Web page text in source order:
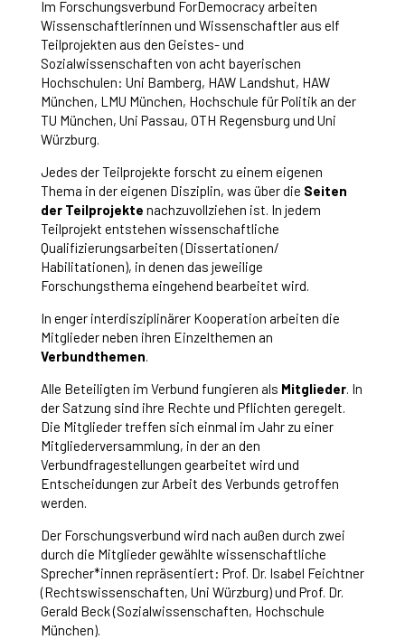
Im Forschungsverbund ForDemocracy arbeiten
Wissenschaftlerinnen und Wissenschaftler aus elf
Teilprojekten aus den Geistes- und
Sozialwissenschaften von acht bayerischen
Hochschulen: Uni Bamberg, HAW Landshut, HAW
München, LMU München, Hochschule für Politik an der
TU München, Uni Passau, OTH Regensburg und Uni
Würzburg.
Jedes der Teilprojekte forscht zu einem eigenen
Thema in der eigenen Disziplin, was über die Seiten
der Teilprojekte nachzuvollziehen ist. In jedem
Teilprojekt entstehen wissenschaftliche
Qualifizierungsarbeiten (Dissertationen/
Habilitationen), in denen das jeweilige
Forschungsthema eingehend bearbeitet wird.
In enger interdisziplinärer Kooperation arbeiten die
Mitglieder neben ihren Einzelthemen an
Verbundthemen
Alle Beteiligten im Verbund fungieren als Mitglieder . In
der Satzung sind ihre Rechte und Pflichten geregelt.
Die Mitglieder treffen sich einmal im Jahr zu einer
Mitgliederversammlung, in der an den
Verbundfragestellungen gearbeitet wird und
Entscheidungen zur Arbeit des Verbunds getroffen
werden.
Der Forschungsverbund wird nach außen durch zwei
durch die Mitglieder gewählte wissenschaftliche
Sprecher*innen repräsentiert: Prof. Dr. Isabel Feichtner
(Rechtswissenschaften, Uni Würzburg) und Prof. Dr.
Gerald Beck (Sozialwissenschaften, Hochschule
München).